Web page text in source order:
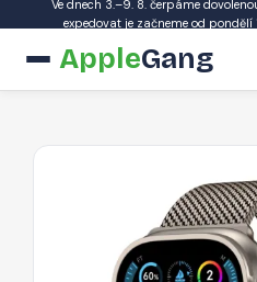
Ve dnech 3.–9. 8. čerpáme
expedovat je začneme od pondělí
AppleGang